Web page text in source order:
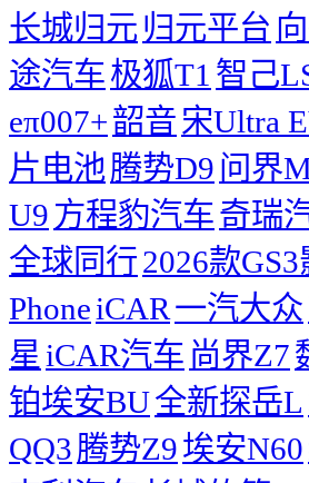
长城归元 归元平台
途汽车极狐T1 智己
eπ007+韶音 宋Ultra
片电池腾势D9 问界
U9 方程豹汽车奇瑞
全球同行2026款
PhoneiCAR一汽大众
星 iCAR汽车 尚界Z7
铂埃安BU全新探岳L
QQ3腾势Z9埃安N60